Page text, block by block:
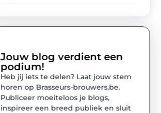
Jouw blog verdient een
podium!
Heb jij iets te delen? Laat jouw stem
horen op Brasseurs-brouwers.be.
Publiceer moeiteloos je blogs,
inspireer een breed publiek en sluit